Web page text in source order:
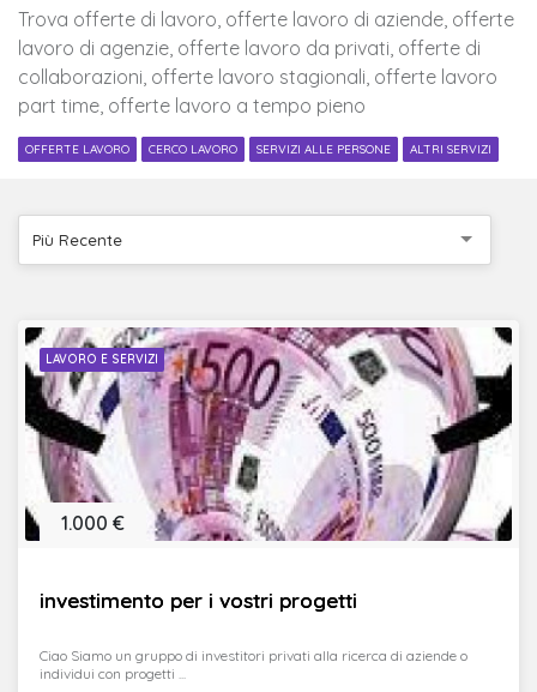
Trova offerte di lavoro, offerte lavoro di aziende, offerte
lavoro di agenzie, offerte lavoro da privati, offerte di
collaborazioni, offerte lavoro stagionali, offerte lavoro
part time, offerte lavoro a tempo pieno
OFFERTE LAVORO CERCO LAVORO SERVIZI ALLE PERSONE ALTRI SERVIZI
Più Recente
LAVORO E SERVIZI
investimento per i vostri progetti
1.000 €
Ciao Siamo un gruppo di investitori privati alla ricerca di aziende o
individui con progetti ...